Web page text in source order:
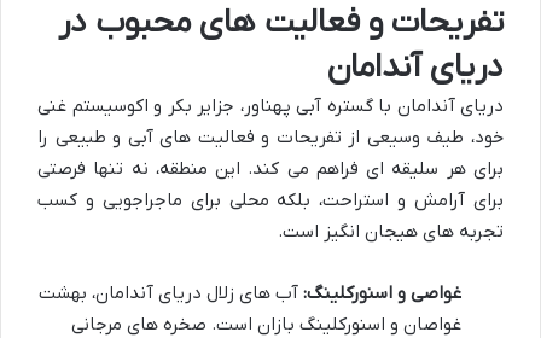
تفریحات و فعالیت های محبوب در
دریای آندامان
دریای آندامان با گستره آبی پهناور، جزایر بکر و اکوسیستم غنی
خود، طیف وسیعی از تفریحات و فعالیت های آبی و طبیعی را
برای هر سلیقه ای فراهم می کند. این منطقه، نه تنها فرصتی
برای آرامش و استراحت، بلکه محلی برای ماجراجویی و کسب
تجربه های هیجان انگیز است.
غواصی و اسنورکلینگ: آب های زلال دریای آندامان، بهشت
غواصان و اسنورکلینگ بازان است. صخره های مرجانی